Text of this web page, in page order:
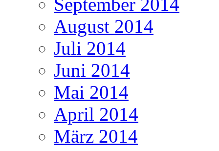
September 2014
August 2014
Juli 2014
Juni 2014
Mai 2014
April 2014
März 2014